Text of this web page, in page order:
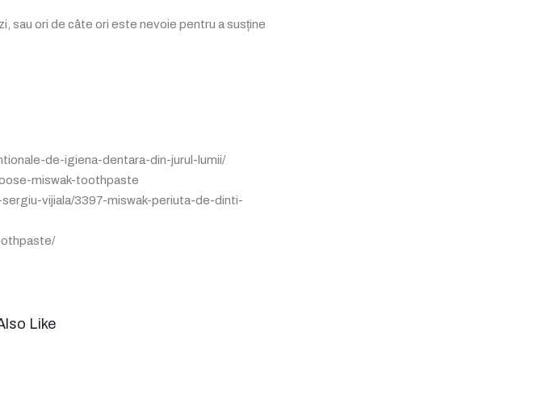
sau ori de câte ori este nevoie pentru a susține
de-igiena-dentara-din-jurul-lumii/
miswak-toothpaste
vijiala/3397-miswak-periuta-de-dinti-
Like